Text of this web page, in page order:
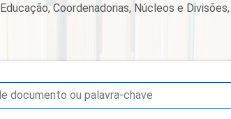
Educação, Coordenadorias, Núcleos e